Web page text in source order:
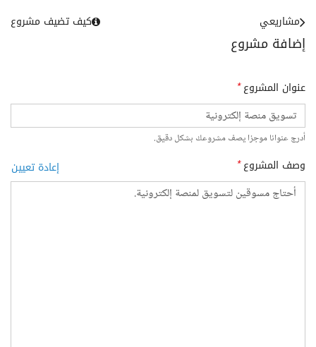
إضافة مشروع
مشاريعي كيف تضيف مشروع
عنوان المشروع*
أدرج عنوانا موجزا يصف مشروعك بشكل دقيق.
وصف المشروع* إعادة تعيين